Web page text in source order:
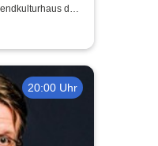
der
20:00 Uhr